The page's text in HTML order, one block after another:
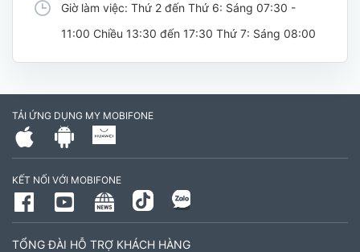
Giờ làm việc: Thứ 2 đến Thứ 6: Sáng 07:30 -
11:00 Chiều 13:30 đến 17:30 Thứ 7: Sáng 08:00
- 11:30 chiều 13:00 đến 17:00
CH 21B Ba La (CH 16 Ba La)
Số 16 đường Ba La, phường Kiến Hưng, TP. Hà
Nội (gần ngã ba Ba La, nằm trên tuyến đường
quốc lộ 21B)
903460846
Giờ làm việc: 8:00 - 18:00
TẢI ỨNG DỤNG MY MOBIFONE
KẾT NỐI VỚI MOBIFONE
TỔNG ĐÀI HỖ TRỢ KHÁCH HÀNG